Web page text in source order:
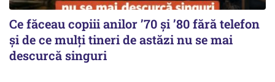
Ce făceau copiii anilor ’70 și ’80 fără telefon
și de ce mulți tineri de astăzi nu se mai
descurcă singuri